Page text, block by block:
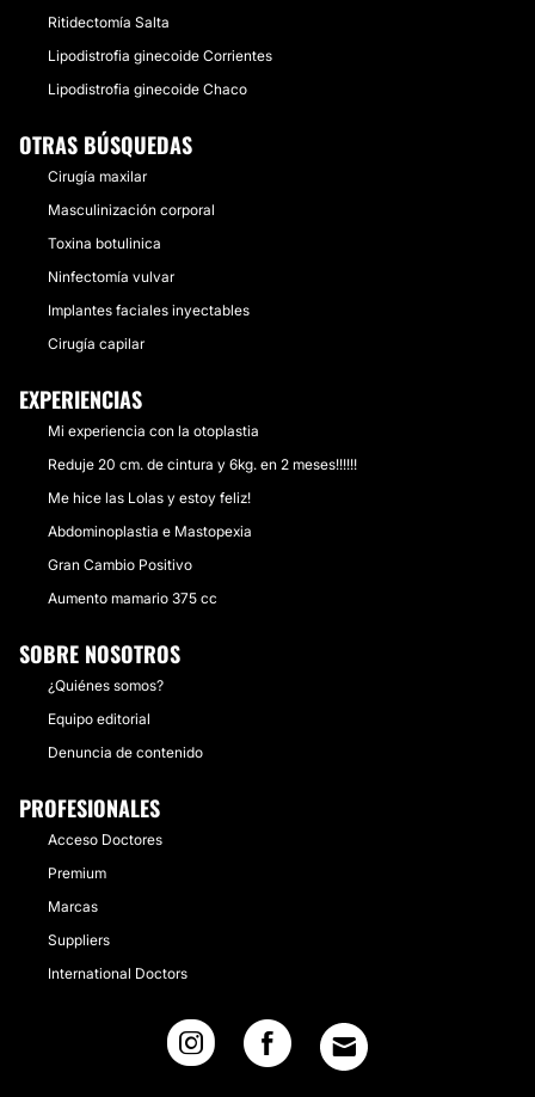
Ritidectomía Salta
Lipodistrofia ginecoide Corrientes
Lipodistrofia ginecoide Chaco
OTRAS BÚSQUEDAS
Cirugía maxilar
Masculinización corporal
Toxina botulinica
Ninfectomía vulvar
Implantes faciales inyectables
Cirugía capilar
EXPERIENCIAS
Mi experiencia con la otoplastia
Reduje 20 cm. de cintura y 6kg. en 2 meses!!!!!!
Me hice las Lolas y estoy feliz!
Abdominoplastia e Mastopexia
Gran Cambio Positivo
Aumento mamario 375 cc
SOBRE NOSOTROS
¿Quiénes somos?
Equipo editorial
Denuncia de contenido
PROFESIONALES
Acceso Doctores
Premium
Marcas
Suppliers
International Doctors